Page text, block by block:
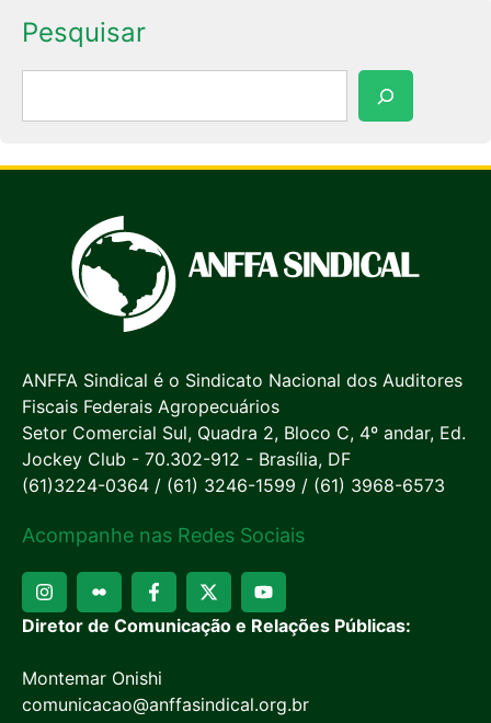
Pesquisar
ANFFA Sindical é o Sindicato Nacional dos Auditores
Fiscais Federais Agropecuários
Setor Comercial Sul, Quadra 2, Bloco C, 4º andar, Ed.
Jockey Club - 70.302-912 - Brasília, DF
(61)3224-0364 / (61) 3246-1599 / (61) 3968-6573
Acompanhe nas Redes Sociais
Diretor de Comunicação e Relações Públicas:
Montemar Onishi
comunicacao@anffasindical.org.br